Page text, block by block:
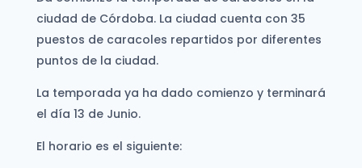
ciudad de Córdoba. La ciudad cuenta con 35
puestos de caracoles repartidos por diferentes
puntos de la ciudad.
La temporada ya ha dado comienzo y terminará
el día 13 de Junio.
El horario es el siguiente: